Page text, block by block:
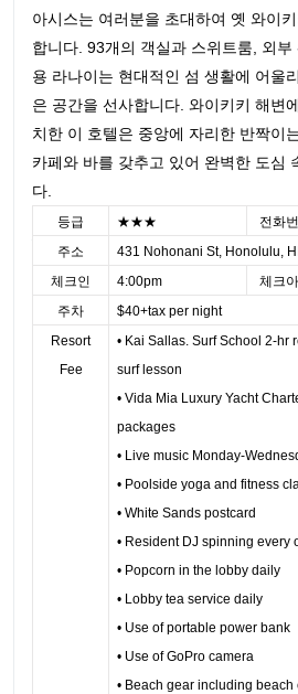
아시스는 여러분을 초대하여 옛 와이
합니다. 93개의 객실과 스위트룸, 외부
용 라나이는 현대적인 섬 생활에 어울
은 공간을 선사합니다. 와이키키 해변
치한 이 호텔은 중앙에 자리한 반짝이
카페와 바를 갖추고 있어 완벽한 도심
다.
등급 ★★★ 전화
주소
431 Nohonani St, Honolulu,
체크인
4:00pm 체크
주차
$40+tax per night
Resort
Fee
• Kai Sallas. Surf School 2-hr
surf lesson
• Vida Mia Luxury Yacht
packages
• Live music Monday-
• Poolside yoga and fitness
• White Sands postcard
• Resident DJ spinning every
• Popcorn in the lobby daily
• Lobby tea service daily
• Use of portable power bank
• Use of GoPro camera
• Beach gear including